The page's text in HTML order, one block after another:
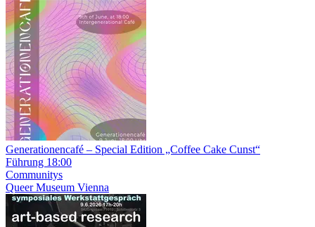
Generationencafé – Special Edition „Coffee Cake Cunst“
Führung 18:00
Communitys
Queer Museum Vienna